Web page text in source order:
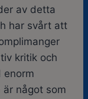
av detta
har svårt att
kritik och
enorm
något som